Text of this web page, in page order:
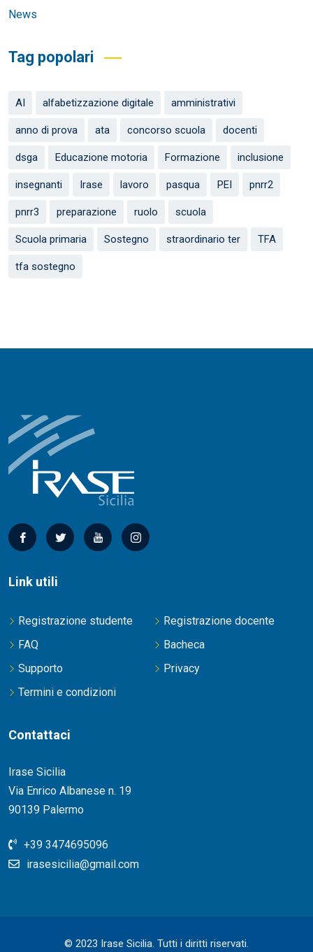
News
Tag popolari
AI alfabetizzazione digitale amministrativi
anno di prova ata concorso scuola docenti
dsga Educazione motoria Formazione inclusione
insegnanti Irase lavoro pasqua PEI pnrr2
pnrr3 preparazione ruolo scuola
Scuola primaria Sostegno straordinario ter TFA
tfa sostegno
Link utili
Registrazione studente
Registrazione docente
FAQ
Bacheca
Supporto
Privacy
Termini e condizioni
Contattaci
Irase Sicilia
Via Enrico Albanese n. 19
90139 Palermo
+39 3474695096
irasesicilia@gmail.com
© 2023 Irase Sicilia. Tutti i diritti riservati.